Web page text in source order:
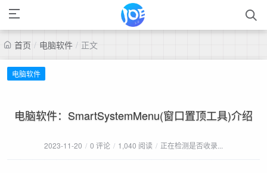
首页 / 电脑软件 / 正文
电脑软件
电脑软件：SmartSystemMenu(窗口置顶工具)介绍
2023-11-20 / 0 评论 / 1,040 阅读 / 正在检测是否收录...